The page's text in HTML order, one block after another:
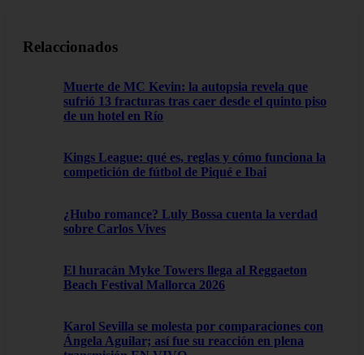
Relaccionados
Muerte de MC Kevin: la autopsia revela que
sufrió 13 fracturas tras caer desde el quinto piso
de un hotel en Río
Kings League: qué es, reglas y cómo funciona la
competición de fútbol de Piqué e Ibai
¿Hubo romance? Luly Bossa cuenta la verdad
sobre Carlos Vives
El huracán Myke Towers llega al Reggaeton
Beach Festival Mallorca 2026
Karol Sevilla se molesta por comparaciones con
Ángela Aguilar; así fue su reacción en plena